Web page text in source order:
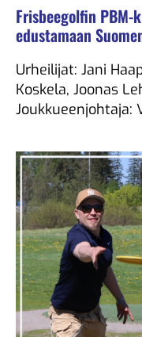
Frisbeegolfin
edustamaan
Urheilijat: Jani
Koskela, Joonas
Joukkueenjohtaja: